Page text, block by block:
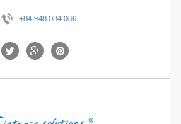
+84 948 084 086